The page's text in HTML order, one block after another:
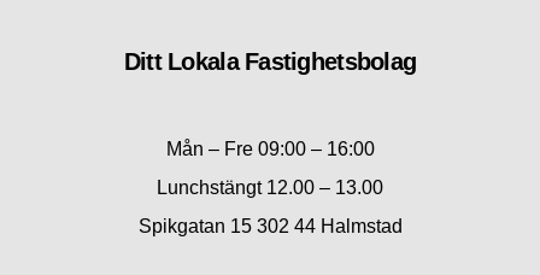
Ditt Lokala Fastighetsbolag
Mån – Fre 09:00 – 16:00
Lunchstängt 12.00 – 13.00
Spikgatan 15 302 44 Halmstad